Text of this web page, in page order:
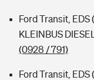
Ford Transit, EDS
KLEINBUS
(0928 / 791)
Ford Transit, EDS